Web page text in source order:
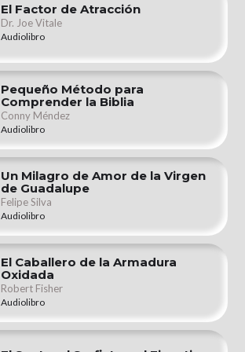
El Factor de Atracción
Dr. Joe Vitale
Audiolibro
Pequeño Método para
Comprender la Biblia
Conny Méndez
Audiolibro
Un Milagro de Amor de la Virgen
de Guadalupe
Felipe Silva
Audiolibro
El Caballero de la Armadura
Oxidada
Robert Fisher
Audiolibro